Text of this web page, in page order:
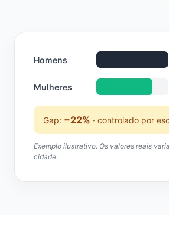
Homens
Mulheres
Gap: −22% · controlado por
Exemplo ilustrativo. Os valores reais
cidade.